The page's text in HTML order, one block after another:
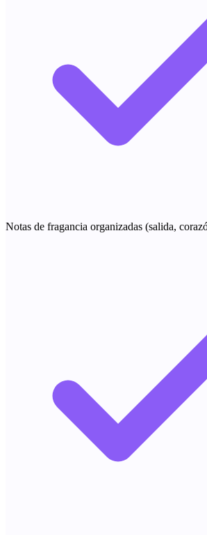
Notas de fragancia organizadas (salida,